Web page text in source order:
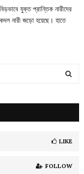
যুক্ত প্রান্তিক নারীদের
নারী জড়ো হয়েছে। হাতে
LIKE
FOLLOW